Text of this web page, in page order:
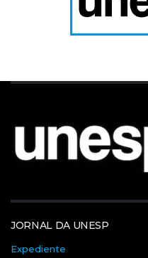
JORNAL DA UNESP
Expediente